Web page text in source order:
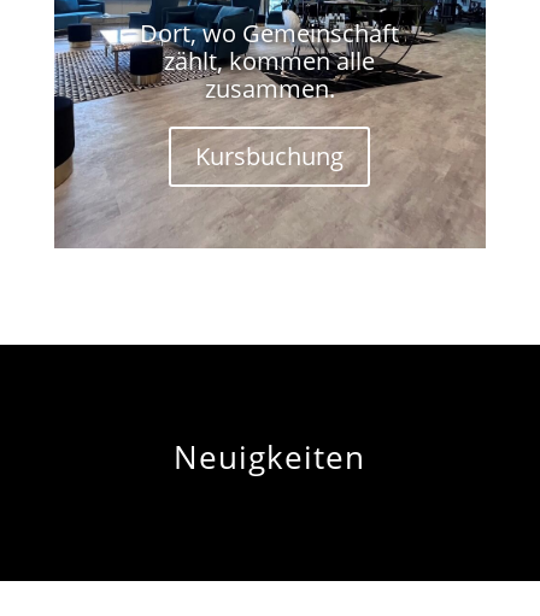
Dort, wo Gemeinschaft
zählt, kommen alle
zusammen.
Kursbuchung
Neuigkeiten